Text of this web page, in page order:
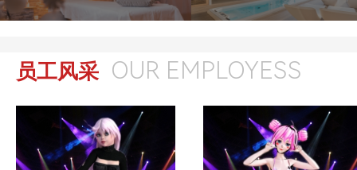
员工风采 OUR EMPLOYESS